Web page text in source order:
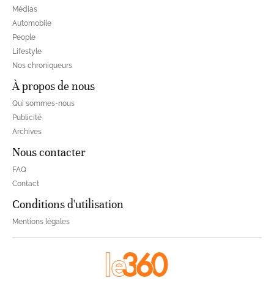
Médias
Automobile
People
Lifestyle
Nos chroniqueurs
À propos de nous
Qui sommes-nous
Publicité
Archives
Nous contacter
FAQ
Contact
Conditions d'utilisation
Mentions légales